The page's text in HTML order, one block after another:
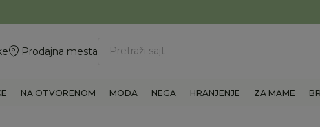
Pozovite 011/6960777
Prodajna mesta Pretraži sajt
NA OTVORENOM MODA NEGA HRANJENJE ZA MAME